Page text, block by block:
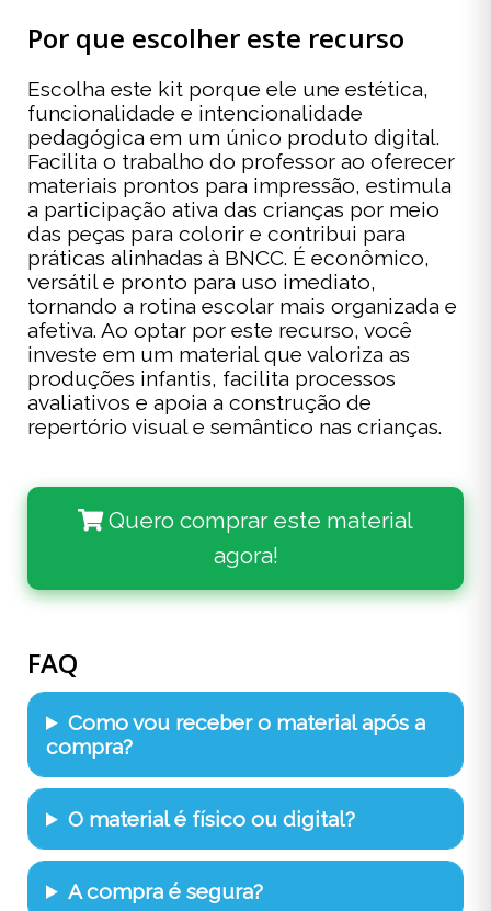
Por que escolher este recurso
Escolha este kit porque ele une estética,
funcionalidade e intencionalidade
pedagógica em um único produto digital.
Facilita o trabalho do professor ao oferecer
materiais prontos para impressão, estimula
a participação ativa das crianças por meio
das peças para colorir e contribui para
práticas alinhadas à BNCC. É econômico,
versátil e pronto para uso imediato,
tornando a rotina escolar mais organizada e
afetiva. Ao optar por este recurso, você
investe em um material que valoriza as
produções infantis, facilita processos
avaliativos e apoia a construção de
repertório visual e semântico nas crianças.
Quero comprar este material
agora!
FAQ
Como vou receber o material após a
compra?
O material é físico ou digital?
A compra é segura?